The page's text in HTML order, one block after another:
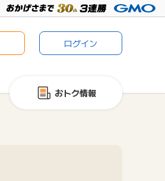
ログイン
おトク情報